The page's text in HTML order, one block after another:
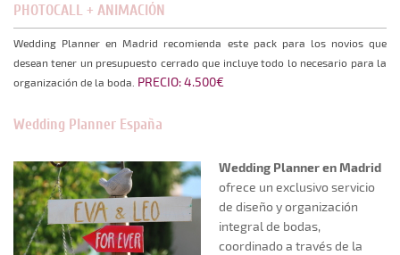
PHOTOCALL + ANIMACIÓN
Wedding Planner en Madrid recomienda este pack para los novios que
desean tener un presupuesto cerrado que incluye todo lo necesario para la
organización de la boda. PRECIO: 4.500€
Wedding Planner España
Wedding Planner en Madrid
ofrece un exclusivo servicio
de diseño y organización
integral de bodas,
coordinado a través de la